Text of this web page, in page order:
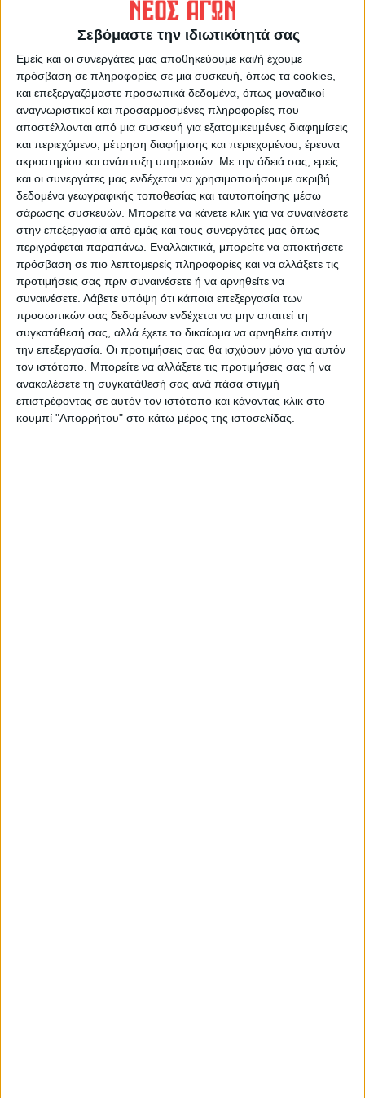
Σεβόμαστε την ιδιωτικότητά σας
Εμείς και οι συνεργάτες μας αποθηκεύουμε και/ή έχουμε
πρόσβαση σε πληροφορίες σε μια συσκευή, όπως τα cookies,
και επεξεργαζόμαστε προσωπικά δεδομένα, όπως μοναδικοί
αναγνωριστικοί και προσαρμοσμένες πληροφορίες που
αποστέλλονται από μια συσκευή για εξατομικευμένες διαφημίσεις
και περιεχόμενο, μέτρηση διαφήμισης και περιεχομένου, έρευνα
ακροατηρίου και ανάπτυξη υπηρεσιών. Με την άδειά σας, εμείς
και οι συνεργάτες μας ενδέχεται να χρησιμοποιήσουμε ακριβή
δεδομένα γεωγραφικής τοποθεσίας και ταυτοποίησης μέσω
σάρωσης συσκευών. Μπορείτε να κάνετε κλικ για να συναινέσετε
στην επεξεργασία από εμάς και τους συνεργάτες μας όπως
περιγράφεται παραπάνω. Εναλλακτικά, μπορείτε να αποκτήσετε
πρόσβαση σε πιο λεπτομερείς πληροφορίες και να αλλάξετε τις
προτιμήσεις σας πριν συναινέσετε ή να αρνηθείτε να
συναινέσετε. Λάβετε υπόψη ότι κάποια επεξεργασία των
προσωπικών σας δεδομένων ενδέχεται να μην απαιτεί τη
συγκατάθεσή σας, αλλά έχετε το δικαίωμα να αρνηθείτε αυτήν
την επεξεργασία. Οι προτιμήσεις σας θα ισχύουν μόνο για αυτόν
τον ιστότοπο. Μπορείτε να αλλάξετε τις προτιμήσεις σας ή να
ανακαλέσετε τη συγκατάθεσή σας ανά πάσα στιγμή
επιστρέφοντας σε αυτόν τον ιστότοπο και κάνοντας κλικ στο
κουμπί "Απορρήτου" στο κάτω μέρος της ιστοσελίδας.
ΠΡΟΗΓΟΥΜΕΝΟ ΑΡΘΡΟ
Σε πρώτο ενικό 13/1/2025 Γκόλ στα ερτζιανά 13/1/2025
ΝΕΟΣ ΑΓΩΝ
https://neosagon.gr
Η Αρχαιότερη Καθημερινή Πρωινή Εφημερίδα της Καρδίτσας
ΠΑΡΟΜΟΙΑ ΑΡΘΡΑ